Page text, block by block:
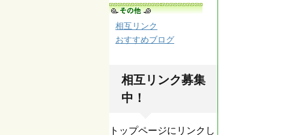
相互リンク
おすすめブログ
相互リンク募集
中！
トップページにリンクし